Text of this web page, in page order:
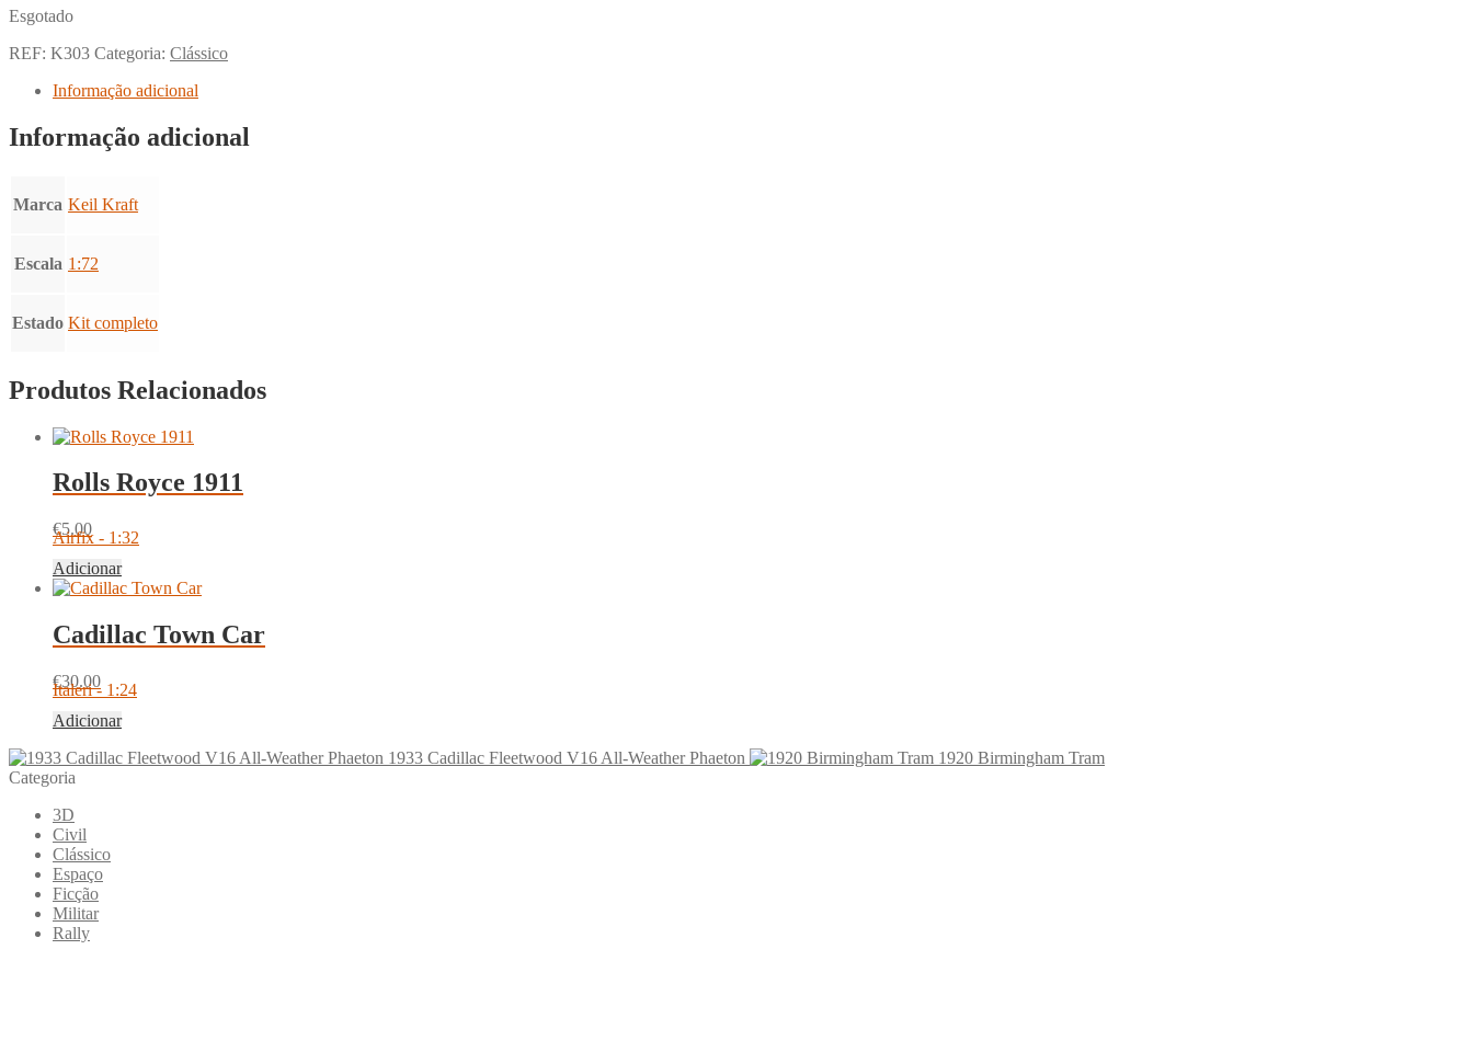
Esgotado
REF: K303 Categoria: Clássico
Informação adicional
Informação adicional
Marca Keil Kraft
Escala 1:72
Estado Kit completo
Produtos Relacionados
Rolls Royce 1911
€5.00
Airfix - 1:32
Adicionar
Cadillac Town Car
€30.00
Italeri - 1:24
Adicionar
1933 Cadillac Fleetwood V16 All-Weather Phaeton
1920 Birmingham Tram
Categoria
3D
Civil
Clássico
Espaço
Ficção
Militar
Rally